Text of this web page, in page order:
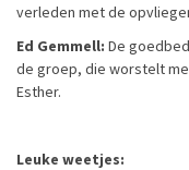
verleden met de
Ed Gemmell: De
de groep, die worstelt
Esther.
Leuke weetjes: